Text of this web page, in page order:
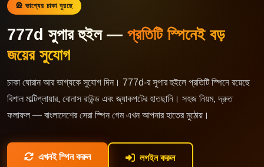
🎡 ভাগ্যের চাকা ঘুরছে
777d সুপার হুইল — প্রতিটি স্পিনেই বড়
জয়ের সুযোগ
চাকা ঘোরান আর ভাগ্যকে সুযোগ দিন। 777d-র সুপার হুইলে প্রতিটি স্পিনে রয়েছে
বিশাল মাল্টিপ্লায়ার, বোনাস রাউন্ড এবং জ্যাকপটের হাতছানি। সহজ নিয়ম, দ্রুত
ফলাফল — বাংলাদেশের সেরা স্পিন গেম এখন আপনার হাতের মুঠোয়।
এখনই স্পিন করুন লগইন করুন